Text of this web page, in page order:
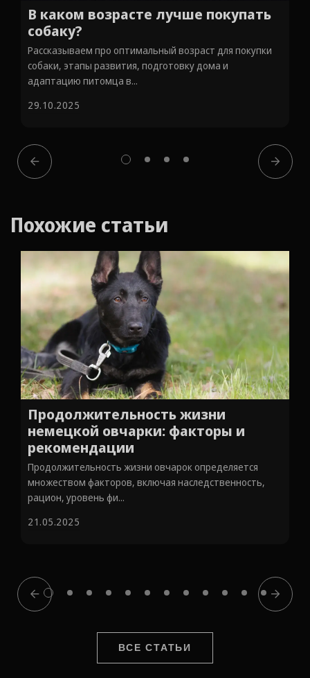
В каком возрасте лучше покупать
собаку?
Рассказываем про оптимальный возраст для покупки
собаки, этапы развития, подготовку дома и
адаптацию питомца в...
29.10.2025
Похожие статьи
Продолжительность жизни
немецкой овчарки: факторы и
рекомендации
Продолжительность жизни овчарок определяется
множеством факторов, включая наследственность,
рацион, уровень фи...
21.05.2025
ВСЕ СТАТЬИ